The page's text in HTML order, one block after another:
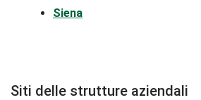
Siena
Siti delle strutture aziendali